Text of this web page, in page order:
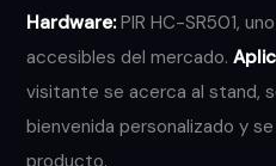
Hardware:PIR HC-SR501,
accesibles del mercado.
visitante se acerca al stand,
bienvenida personalizado y
producto.